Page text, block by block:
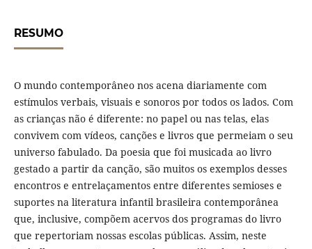
RESUMO
O mundo contemporâneo nos acena diariamente com
estímulos verbais, visuais e sonoros por todos os lados. Com
as crianças não é diferente: no papel ou nas telas, elas
convivem com vídeos, canções e livros que permeiam o seu
universo fabulado. Da poesia que foi musicada ao livro
gestado a partir da canção, são muitos os exemplos desses
encontros e entrelaçamentos entre diferentes semioses e
suportes na literatura infantil brasileira contemporânea
que, inclusive, compõem acervos dos programas do livro
que repertoriam nossas escolas públicas. Assim, neste